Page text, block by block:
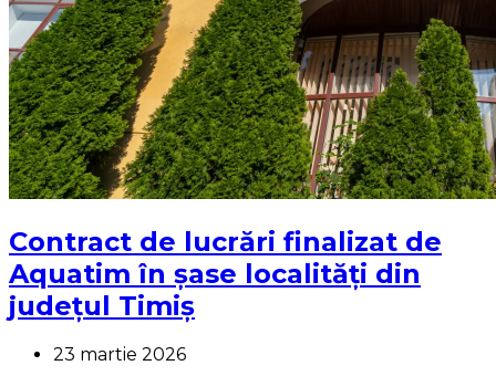
Contract de lucrări finalizat de
Aquatim în șase localități din
județul Timiș
23 martie 2026